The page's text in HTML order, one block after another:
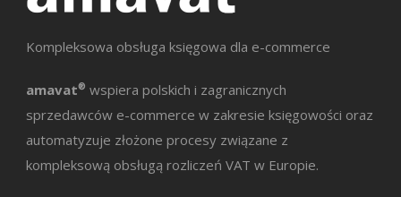
Kompleksowa obsługa księgowa dla e-commerce
amavat® wspiera polskich i zagranicznych
sprzedawców e-commerce w zakresie księgowości oraz
automatyzuje złożone procesy związane z
kompleksową obsługą rozliczeń VAT w Europie.